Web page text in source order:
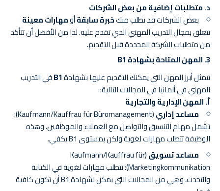
د. متطلبات إضافية من بعض الشركات
بعض الشركات قد تطلب منكخبرة سابقةأومهارات معينة
تتعلق بمجال التدريب المهني الذي تقدم عليه. لذا من الأفضل أن تتأكد
من متطلبات الشركة المحددة قبل التقديم.
3. المهن المتاحة بشهادة B1
تتمثل أبرز المهن التي يمكنك التقديم عليها بشهادةB1في التدريب
المهني في ألمانيا في المجالات التالية:
أ. المهن الإدارية والتجارية
مساعد إداري
(Kaufmann/Kauffrau für Büromanagement):
تشمل مهام التنسيق والتواصل مع العملاء والموظفين، وهذه
الوظيفة تتطلب مهارات لغوية ولكن بمستوى B1 يكفي.
مساعد تسويق (Kaufmann/Kauffrau für
Marketingkommunikation): تتطلب مهارات لغوية في الكتابة
والتحدث، وهي من المجالات التي يمكن لشهادة B1 أن تكون كافية